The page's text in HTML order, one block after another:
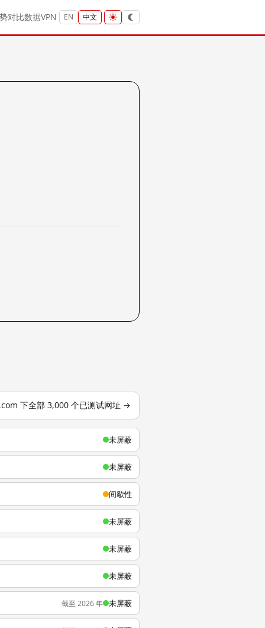
对比数据VPN EN 中文
下全部 3,000 个已测试网址 →
未屏蔽
未屏蔽
间歇性
未屏蔽
未屏蔽
未屏蔽
截至 2026 年 未屏蔽